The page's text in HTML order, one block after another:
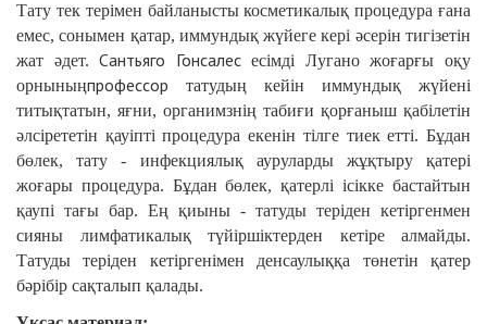
Тату тек терімен байланысты косметикалық процедура ғана
емес, сонымен қатар, иммундық жүйеге кері әсерін тигізетін
жат әдет.Сантьяго Гонсалесесімді Лугано жоғарғы оқу
орныныңпрофессор татудың кейін иммундық жүйені
титықтатын, яғни, органимзнің табиғи қорғаныш қабілетін
әлсірететін қауіпті процедура екенін тілге тиек етті. Бұдан
бөлек, тату - инфекциялық ауруларды жұқтыру қатері
жоғары процедура. Бұдан бөлек, қатерлі ісікке бастайтын
қаупі тағы бар. Ең қиыны - татуды теріден кетіргенмен
сияны лимфатикалық түйіршіктерден кетіре алмайды.
Татуды теріден кетіргенімен денсаулыққа төнетін қатер
бәрібір сақталып қалады.